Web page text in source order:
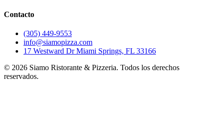
Contacto
(305) 449-9553
info@siamopizza.com
17 Westward Dr Miami Springs, FL 33166
© 2026 Siamo Ristorante & Pizzeria. Todos los derechos
reservados.